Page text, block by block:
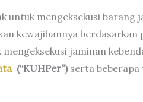
untuk mengeksekusi barang
kewajibannya
jaminan
(“KUHPer”)serta beberapa